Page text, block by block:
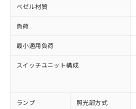
ベゼル材質
負荷
最小適用負荷
スイッチユニット構成
ランプ 照光部方式